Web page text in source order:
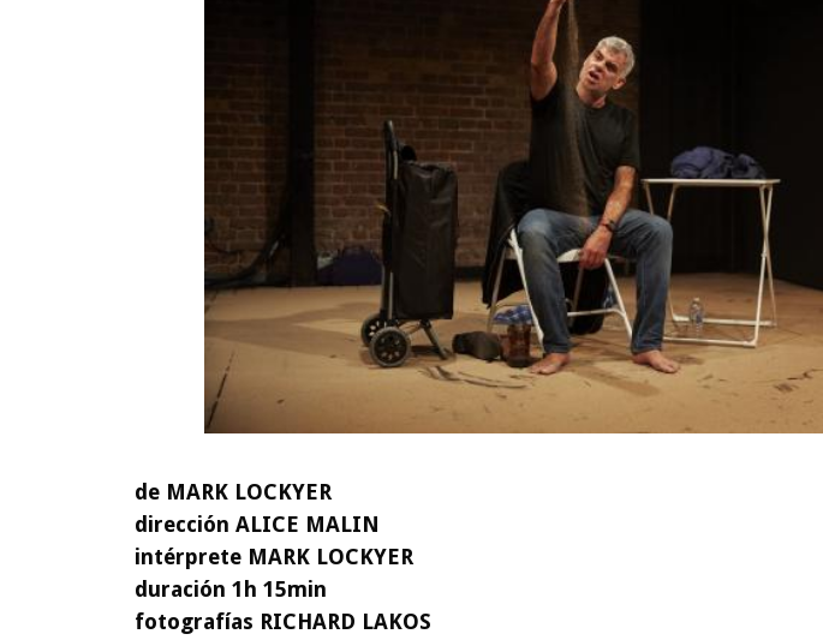
de MARK LOCKYER
dirección ALICE MALIN
intérprete MARK LOCKYER
duración 1h 15min
fotografías RICHARD LAKOS